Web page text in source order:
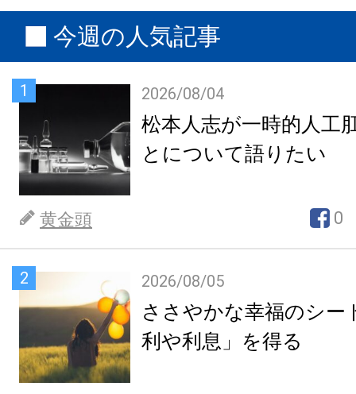
今週の人気記事
1 2026/08/04
松本人志が一時的人工
とについて語りたい
黄金頭 0
2 2026/08/05
ささやかな幸福のシー
利や利息」を得る